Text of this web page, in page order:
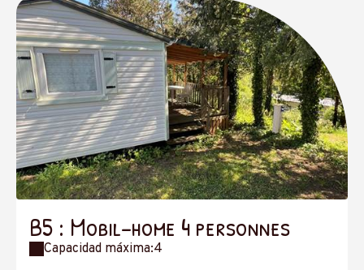
B5 : Mobil-home 4 personnes
Capacidad máxima:4